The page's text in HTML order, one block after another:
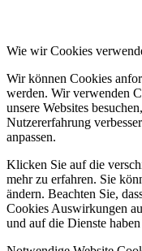
Wie wir Cookies
Wir können Cookies
werden. Wir verwenden
unsere Websites
Nutzererfahrung
anpassen.
Klicken Sie auf die
mehr zu erfahren. Sie
ändern. Beachten Sie,
Cookies Auswirkungen
und auf die Dienste